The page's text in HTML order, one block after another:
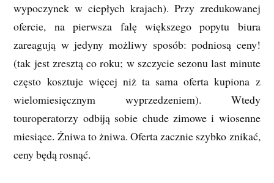
wypoczynek w ciepłych krajach). Przy zredukowanej
ofercie, na pierwsza falę większego popytu biura
zareagują w jedyny możliwy sposób: podniosą ceny!
(tak jest zresztą co roku; w szczycie sezonu last minute
często kosztuje więcej niż ta sama oferta kupiona z
wielomiesięcznym wyprzedzeniem). Wtedy
touroperatorzy odbiją sobie chude zimowe i wiosenne
miesiące. Żniwa to żniwa. Oferta zacznie szybko znikać,
ceny będą rosnąć.